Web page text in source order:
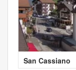
San Cassiano